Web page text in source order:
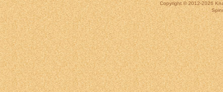
Copyright © 2012-2026